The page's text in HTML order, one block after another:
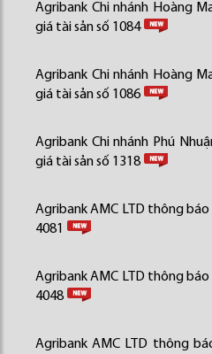
Agribank Chi nhánh Hoàng
giá tài sản số 1084
Agribank Chi nhánh Hoàng
giá tài sản số 1086
Agribank Chi nhánh Phú
giá tài sản số 1318
Agribank AMC LTD thông
4081
Agribank AMC LTD thông
4048
Agribank AMC LTD thông